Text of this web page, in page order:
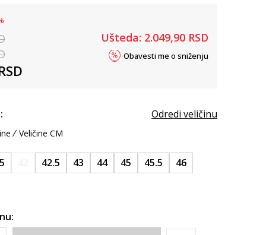
Ušteda: 2.049,90 RSD
Obavesti me o sniženju
Odredi veličinu
Veličine CM
42.5 43 44 45 45.5
46